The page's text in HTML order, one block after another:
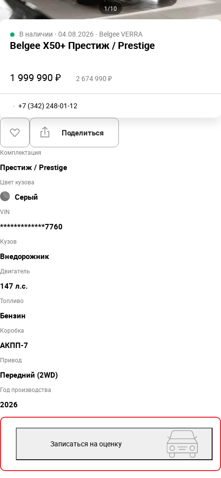
1/10
В наличии · 04.08.2026 · Belgee VERRA
Belgee X50+ Престиж / Prestige
1 999 990 ₽ 2 674 990 ₽
· +7 (342) 248-01-12
Поделиться
Комплектация
Престиж / Prestige
Цвет кузова
Серый
VIN
*************7760
Кузов
Внедорожник
Двигатель
147 л.с.
Топливо
Бензин
Коробка
АКПП-7
Привод
Передний (2WD)
Год производства
2026
Записаться на оценку